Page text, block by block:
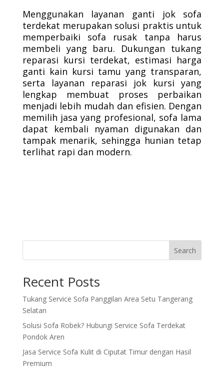
Menggunakan layanan ganti jok sofa
terdekat merupakan solusi praktis untuk
memperbaiki sofa rusak tanpa harus
membeli yang baru. Dukungan tukang
reparasi kursi terdekat, estimasi harga
ganti kain kursi tamu yang transparan,
serta layanan reparasi jok kursi yang
lengkap membuat proses perbaikan
menjadi lebih mudah dan efisien. Dengan
memilih jasa yang profesional, sofa lama
dapat kembali nyaman digunakan dan
tampak menarik, sehingga hunian tetap
terlihat rapi dan modern.
Search
Recent Posts
Tukang Service Sofa Panggilan Area Setu Tangerang
Selatan
Solusi Sofa Robek? Hubungi Service Sofa Terdekat
Pondok Aren
Jasa Service Sofa Kulit di Ciputat Timur dengan Hasil
Premium